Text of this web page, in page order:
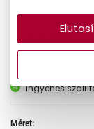
A feltűntetett
Ingyenes
Méret: